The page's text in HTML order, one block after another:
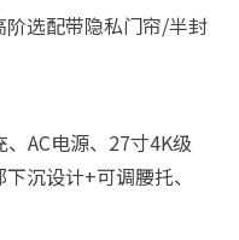
选配带隐私门帘/半封
AC电源、27寸4K级
沉设计+可调腰托、